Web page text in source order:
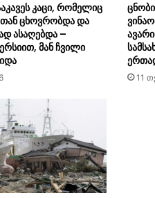
კაცი, რომელიც
ცხოვრობდა და
ასაღებდა –
მან ჩვილი
11